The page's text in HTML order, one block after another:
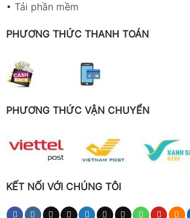
• Tải phần mềm
PHƯƠNG THỨC THANH TOÁN
PHƯƠNG THỨC VẬN CHUYỂN
KẾT NỐI VỚI CHÚNG TÔI